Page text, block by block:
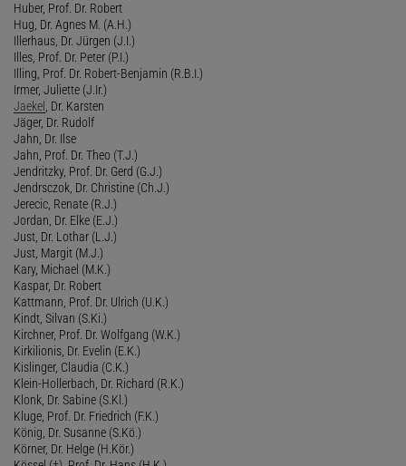
Huber, Prof. Dr. Robert
Hug, Dr. Agnes M. (A.H.)
Illerhaus, Dr. Jürgen (J.I.)
Illes, Prof. Dr. Peter (P.I.)
Illing, Prof. Dr. Robert-Benjamin (R.B.I.)
Irmer, Juliette (J.Ir.)
Jaekel , Dr. Karsten
Jäger, Dr. Rudolf
Jahn, Dr. Ilse
Jahn, Prof. Dr. Theo (T.J.)
Jendritzky, Prof. Dr. Gerd (G.J.)
Jendrsczok, Dr. Christine (Ch.J.)
Jerecic, Renate (R.J.)
Jordan, Dr. Elke (E.J.)
Just, Dr. Lothar (L.J.)
Just, Margit (M.J.)
Kary, Michael (M.K.)
Kaspar, Dr. Robert
Kattmann, Prof. Dr. Ulrich (U.K.)
Kindt, Silvan (S.Ki.)
Kirchner, Prof. Dr. Wolfgang (W.K.)
Kirkilionis, Dr. Evelin (E.K.)
Kislinger, Claudia (C.K.)
Klein-Hollerbach, Dr. Richard (R.K.)
Klonk, Dr. Sabine (S.Kl.)
Kluge, Prof. Dr. Friedrich (F.K.)
König, Dr. Susanne (S.Kö.)
Körner, Dr. Helge (H.Kör.)